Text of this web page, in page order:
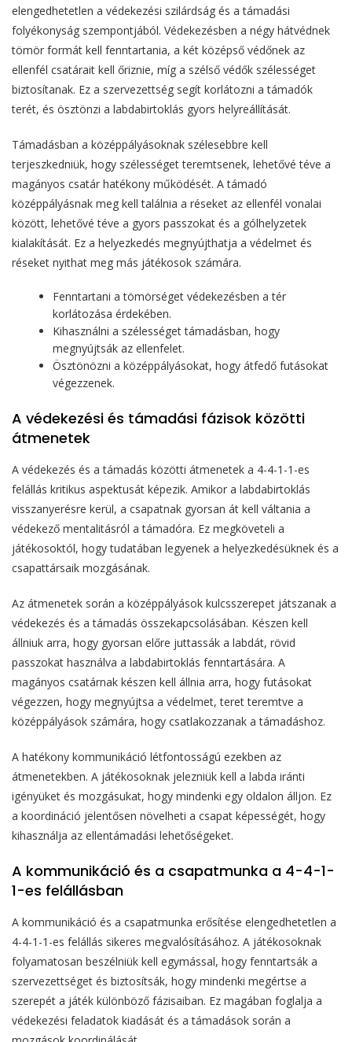
elengedhetetlen a védekezési szilárdság és a támadási
folyékonyság szempontjából. Védekezésben a négy hátvédnek
tömör formát kell fenntartania, a két középső védőnek az
ellenfél csatárait kell őriznie, míg a szélső védők szélességet
biztosítanak. Ez a szervezettség segít korlátozni a támadók
terét, és ösztönzi a labdabirtoklás gyors helyreállítását.
Támadásban a középpályásoknak szélesebbre kell
terjeszkedniük, hogy szélességet teremtsenek, lehetővé téve a
magányos csatár hatékony működését. A támadó
középpályásnak meg kell találnia a réseket az ellenfél vonalai
között, lehetővé téve a gyors passzokat és a gólhelyzetek
kialakítását. Ez a helyezkedés megnyújthatja a védelmet és
réseket nyithat meg más játékosok számára.
Fenntartani a tömörséget védekezésben a tér
korlátozása érdekében.
Kihasználni a szélességet támadásban, hogy
megnyújtsák az ellenfelet.
Ösztönözni a középpályásokat, hogy átfedő futásokat
végezzenek.
A védekezési és támadási fázisok közötti
átmenetek
A védekezés és a támadás közötti átmenetek a 4-4-1-1-es
felállás kritikus aspektusát képezik. Amikor a labdabirtoklás
visszanyerésre kerül, a csapatnak gyorsan át kell váltania a
védekező mentalitásról a támadóra. Ez megköveteli a
játékosoktól, hogy tudatában legyenek a helyezkedésüknek és a
csapattársaik mozgásának.
Az átmenetek során a középpályások kulcsszerepet játszanak a
védekezés és a támadás összekapcsolásában. Készen kell
állniuk arra, hogy gyorsan előre juttassák a labdát, rövid
passzokat használva a labdabirtoklás fenntartására. A
magányos csatárnak készen kell állnia arra, hogy futásokat
végezzen, hogy megnyújtsa a védelmet, teret teremtve a
középpályások számára, hogy csatlakozzanak a támadáshoz.
A hatékony kommunikáció létfontosságú ezekben az
átmenetekben. A játékosoknak jelezniük kell a labda iránti
igényüket és mozgásukat, hogy mindenki egy oldalon álljon. Ez
a koordináció jelentősen növelheti a csapat képességét, hogy
kihasználja az ellentámadási lehetőségeket.
A kommunikáció és a csapatmunka a 4-4-1-
1-es felállásban
A kommunikáció és a csapatmunka erősítése elengedhetetlen a
4-4-1-1-es felállás sikeres megvalósításához. A játékosoknak
folyamatosan beszélniük kell egymással, hogy fenntartsák a
szervezettséget és biztosítsák, hogy mindenki megértse a
szerepét a játék különböző fázisaiban. Ez magában foglalja a
védekezési feladatok kiadását és a támadások során a